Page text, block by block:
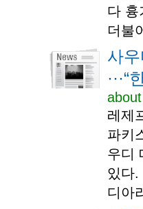
다 흉
더불
사
레제
파키
우디
있다.
디아